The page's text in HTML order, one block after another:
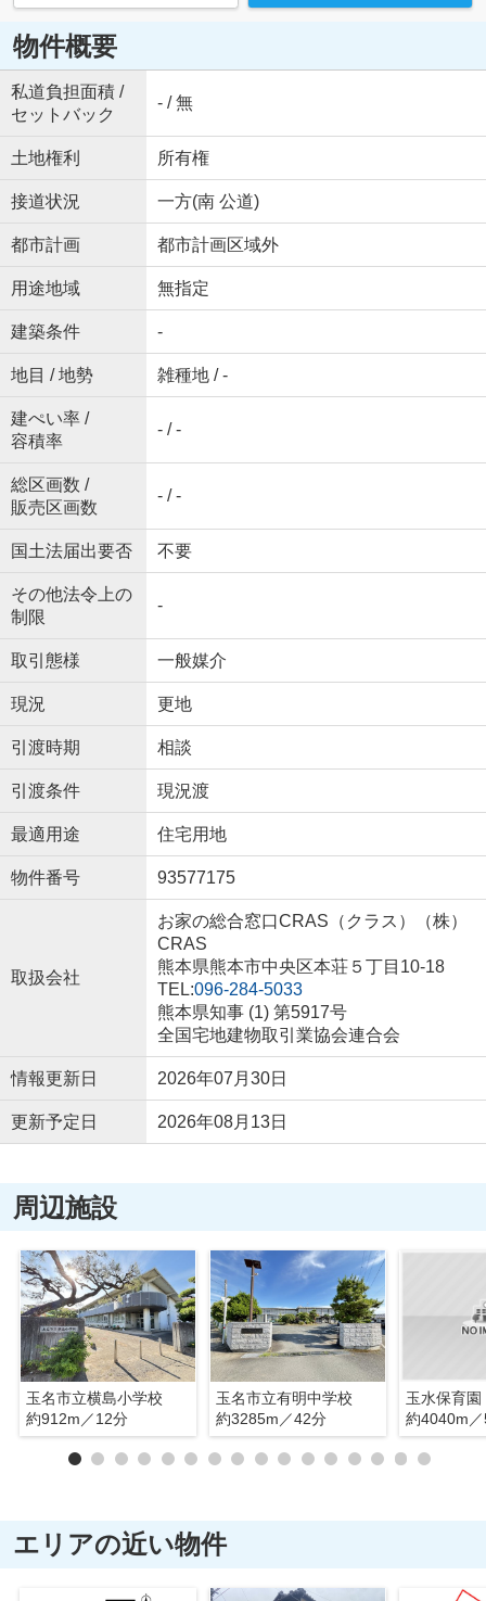
物件概要
私道負担面積 /
セットバック
- / 無
土地権利 所有権
接道状況 一方(南 公道)
都市計画 都市計画区域外
用途地域 無指定
建築条件 -
地目 / 地勢 雑種地 / -
建ぺい率 /
容積率
- / -
総区画数 /
販売区画数
- / -
国土法届出要否 不要
その他法令上の
制限
-
取引態様 一般媒介
現況 更地
引渡時期 相談
引渡条件 現況渡
最適用途 住宅用地
物件番号 93577175
取扱会社
お家の総合窓口CRAS（クラス）（株）
CRAS
熊本県熊本市中央区本荘５丁目10-18
TEL:096-284-5033
熊本県知事 (1) 第5917号
全国宅地建物取引業協会連合会
情報更新日 2026年07月30日
更新予定日 2026年08月13日
周辺施設
玉名市立横島小学校
約912m／12分
玉名市立有明中学校
約3285m／42分
玉水保育園
約4040m
エリアの近い物件